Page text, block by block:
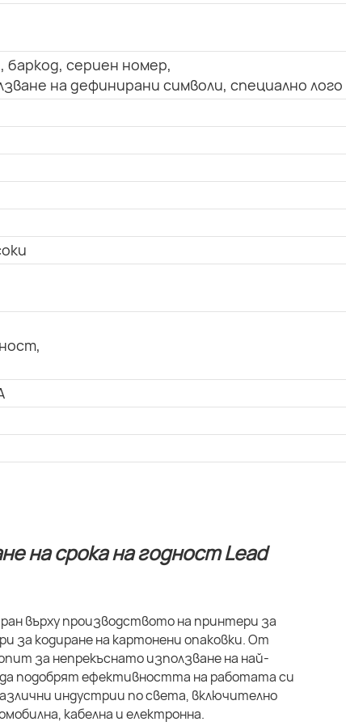
баркод, сериен номер,
на дефинирани символи, специално лого
върху производството на принтери за
за кодиране на картонени опаковки. От
за непрекъснато използване на най-
подобрят ефективността на работата си
индустрии по света, включително
кабелна и електронна.